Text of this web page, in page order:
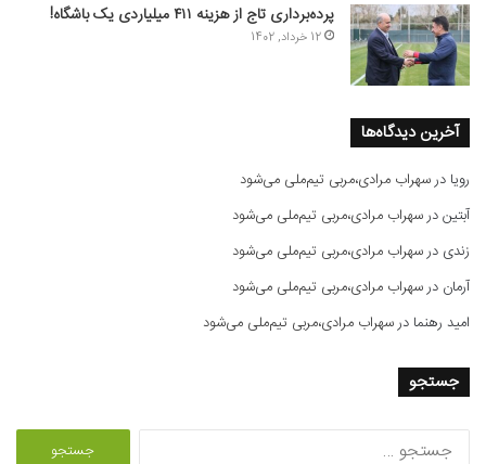
پرده‌برداری تاج از هزینه ۴۱۱ میلیاردی یک باشگاه!
12 خرداد, 1402
آخرین دیدگاه‌ها
رویا درسهراب مرادی،مربی تیم‌ملی می‌شود
آبتیندرسهراب مرادی،مربی تیم‌ملی می‌شود
زندی درسهراب مرادی،مربی تیم‌ملی می‌شود
آرمان درسهراب مرادی،مربی تیم‌ملی می‌شود
امید رهنما درسهراب مرادی،مربی تیم‌ملی می‌شود
جستجو
ج